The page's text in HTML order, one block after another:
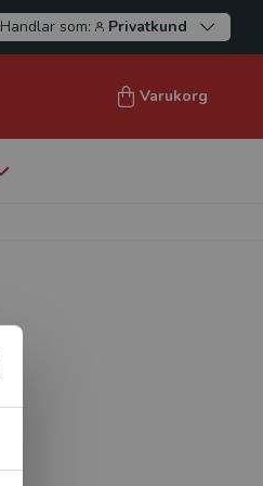
Handlar som: Privatkund
Varukorg